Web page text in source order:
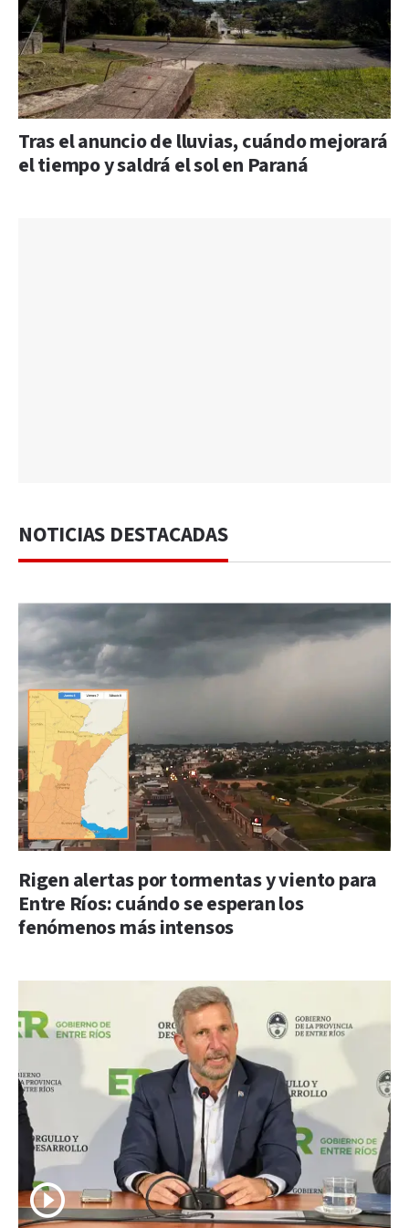
Tras el anuncio de lluvias, cuándo mejorará
el tiempo y saldrá el sol en Paraná
NOTICIAS DESTACADAS
Rigen alertas por tormentas y viento para
Entre Ríos: cuándo se esperan los
fenómenos más intensos